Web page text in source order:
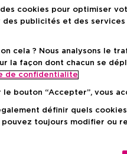
des cookies pour optimiser
des publicités et des
cela ? Nous analysons le
la façon dont chacun se
de confidentialite
le bouton “Accepter”, vous
définir quels
pouvez toujours modifier ou